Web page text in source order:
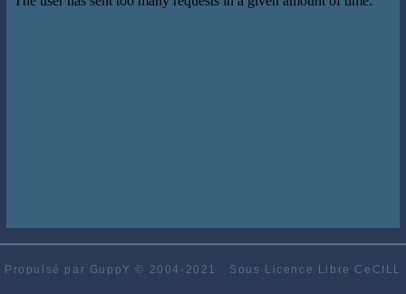
Propulsé par GuppY© 2004-2021 Sous Licence Libre CeCILL